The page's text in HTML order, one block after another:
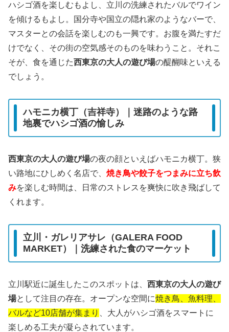
ハシゴ酒を楽しむもよし、立川の洗練されたバルでワイン
を傾けるもよし。国分寺や国立の隠れ家のようなバーで、
マスターとの会話を楽しむのも一興です。お腹を満たすだ
けでなく、その街の空気感そのものを味わうこと。それこ
そが、食を通じた西東京の大人の遊び場の醍醐味といえる
でしょう。
ハモニカ横丁（吉祥寺）｜迷路のような路
地裏でハシゴ酒の愉しみ
西東京の大人の遊び場の夜の顔といえばハモニカ横丁。狭
い路地にひしめく名店で、 焼き鳥や餃子をつまみに立ち飲
みを楽しむ時間は、日常のストレスを爽快に吹き飛ばして
くれます。
立川・ガレリアサレ（GALERA FOOD
MARKET）｜洗練された食のマーケット
立川駅近に誕生したこのスポットは、 西東京の大人の遊び
場として注目の存在。オープンな空間に焼き鳥、魚料理、
バルなど10店舗が集まり
、大人がハシゴ酒をスマートに
楽しめる工夫が凝らされています。